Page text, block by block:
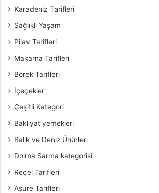
Karadeniz Tarifleri
Sağlıklı Yaşam
Pilav Tarifleri
Makarna Tarifleri
Börek Tarifleri
İçeçekler
Çeşitli Kategori
Bakliyat yemekleri
Balık ve Deniz Ürünleri
Dolma Sarma kategorisi
Reçel Tarifleri
Aşure Tarifleri